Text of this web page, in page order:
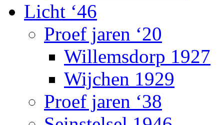
Licht ‘46
Proef jaren ‘20
Willemsdorp 1927
Wijchen 1929
Proef jaren ‘38